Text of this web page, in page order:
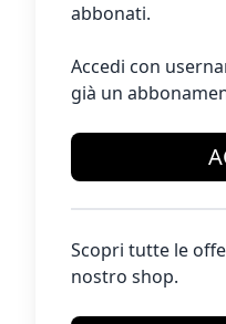
abbonati.
Accedi con
già un
Scopri tutte le
nostro shop.